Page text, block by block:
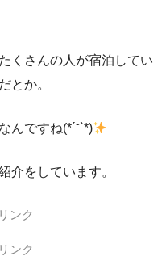
くさんの人が宿泊してい
とか。
んですね(*´˘`*)
介をしています。
ンク
ンク